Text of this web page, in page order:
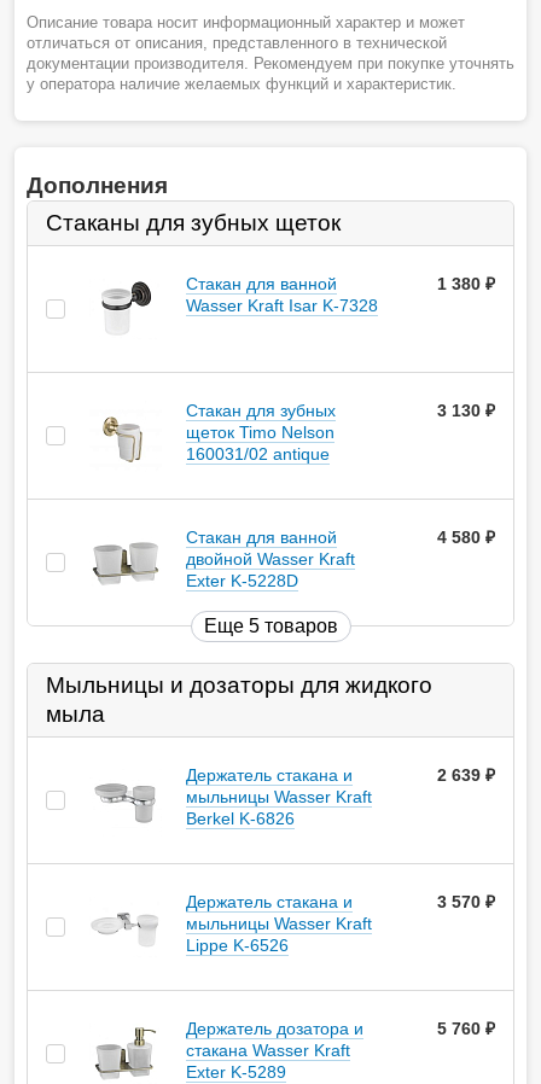
Описание товара носит информационный характер и может
отличаться от описания, представленного в технической
документации производителя. Рекомендуем при покупке уточнять
у оператора наличие желаемых функций и характеристик.
Дополнения
Стаканы для зубных щеток
Стакан для ванной
Wasser Kraft Isar K-7328
1 380
Стакан для зубных
щеток Timo Nelson
160031/02 antique
3 130
Стакан для ванной
двойной Wasser Kraft
Exter K-5228D
4 580
Еще 5 товаров
Мыльницы и дозаторы для жидкого
мыла
Держатель стакана и
мыльницы Wasser Kraft
Berkel K-6826
2 639
Держатель стакана и
мыльницы Wasser Kraft
Lippe K-6526
3 570
Держатель дозатора и
стакана Wasser Kraft
Exter K-5289
5 760